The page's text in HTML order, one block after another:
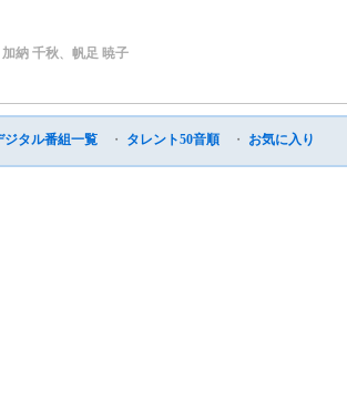
加納 千秋、 帆足 暁子
ジタル番組一覧 ・ タレント50音順 ・ お気に入り